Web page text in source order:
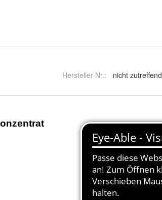
Hersteller Nr.: nicht zutreffend